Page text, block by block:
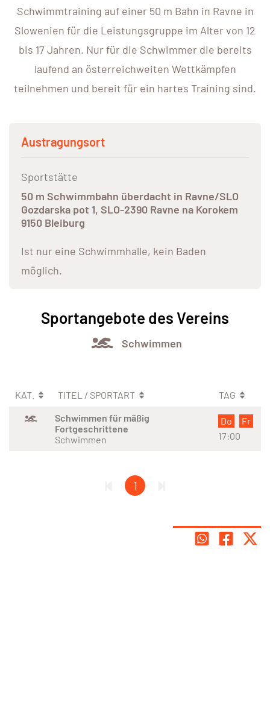
Schwimmtraining auf einer 50 m Bahn in Ravne in
Slowenien für die Leistungsgruppe im Alter von 12
bis 17 Jahren. Nur für die Schwimmer die bereits
laufend an österreichweiten Wettkämpfen
teilnehmen und bereit für ein hartes Training sind.
Austragungsort
Sportstätte
50 m Schwimmbahn überdacht in Ravne/SLO
Gozdarska pot 1, SLO-2390 Ravne na Korokem
9150 Bleiburg
Ist nur eine Schwimmhalle, kein Baden
möglich.
Sportangebote des Vereins
Schwimmen
KAT. TITEL / SPORTART
TAG
Schwimmen für mäßig
Fortgeschrittene
Schwimmen
Do
Fr
17:00
1